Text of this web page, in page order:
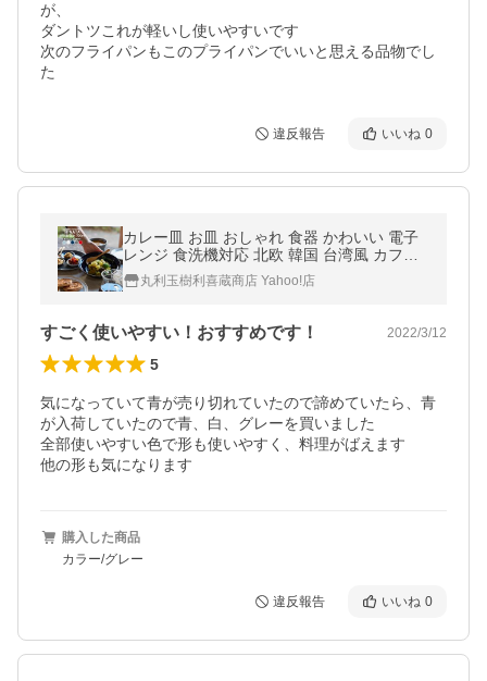
が、
ダントツこれが軽いし使いやすいです
次のフライパンもこのプライパンでいいと思える品物でし
た
違反報告 いいね 0
カレー皿 お皿 おしゃれ 食器 かわいい 電子
レンジ 食洗機対応 北欧 韓国 台湾風 カフェ
風 TAMAKI ヒナタ カレー＆パスタ 700ml
丸利玉樹利喜蔵商店 Yahoo!店
すごく使いやすい！おすすめです！ 2022/3/12
5
気になっていて青が売り切れていたので諦めていたら、青
が入荷していたので青、白、グレーを買いました
全部使いやすい色で形も使いやすく、料理がばえます
他の形も気になります
購入した商品
カラー/グレー
違反報告 いいね 0